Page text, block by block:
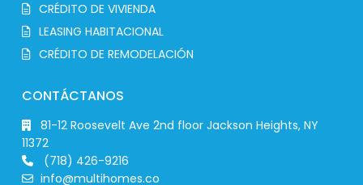
CRÉDITO DE VIVIENDA
LEASING HABITACIONAL
CRÉDITO DE REMODELACIÓN
CONTÁCTANOS
81-12 Roosevelt Ave 2nd floor Jackson Heights, NY
11372
(718) 426-9216
info@multihomes.co